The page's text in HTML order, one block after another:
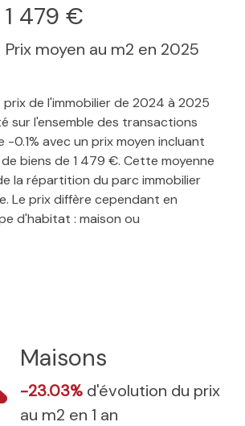
1 479 €
Prix moyen au m2 en 2025
prix de l'immobilier de 2024 à 2025
sur l'ensemble des transactions
-0.1% avec un prix moyen incluant
biens de 1 479 €. Cette moyenne
la répartition du parc immobilier
Le prix diffère cependant en
d'habitat : maison ou
Maisons
-23.03% d'évolution du prix
au m2 en 1 an